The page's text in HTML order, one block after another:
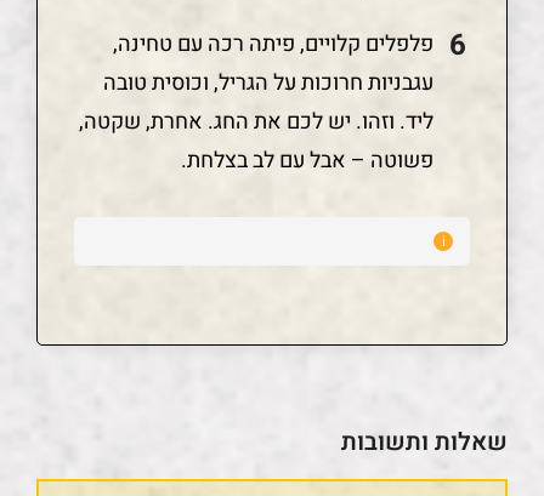
פלפלים קלויים, פיתה רכה עם טחינה,
עגבניות חרוכות על הגריל, וכוסית טובה
ליד. וזהו. יש לכם את החג. אחרת, שקטה,
פשוטה – אבל עם לב בצלחת.
שאלות ותשובות